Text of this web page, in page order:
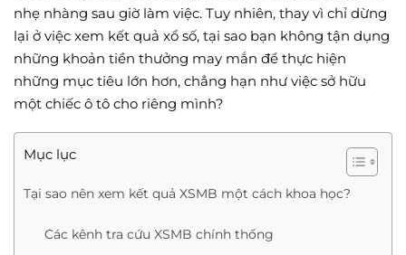
nhẹ nhàng sau giờ làm việc. Tuy nhiên, thay vì chỉ dừng
lại ở việc xem kết quả xổ số, tại sao bạn không tận dụng
những khoản tiền thưởng may mắn để thực hiện
những mục tiêu lớn hơn, chẳng hạn như việc sở hữu
một chiếc ô tô cho riêng mình?
Mục lục
Tại sao nên xem kết quả XSMB một cách khoa học?
Các kênh tra cứu XSMB chính thống